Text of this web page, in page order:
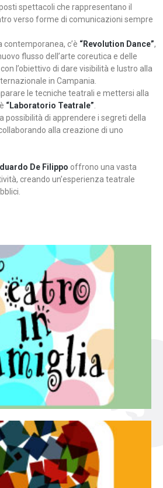
spettacoli che rappresentano il
verso forme di comunicazioni sempre
contemporanea, c’è “Revolution Dance”,
flusso dell’arte coreutica e delle
l’obiettivo di dare visibilità e lustro alla
in Campania.
le tecniche teatrali e mettersi alla
“Laboratorio Teatrale”
possibilità di apprendere i segreti della
alla creazione di uno
De Filippo offrono una vasta
creando un’esperienza teatrale
in famiglia
è una rassegna di teatro concepita
e godere del teatro all’intera
famiglia.
Continua
Continua